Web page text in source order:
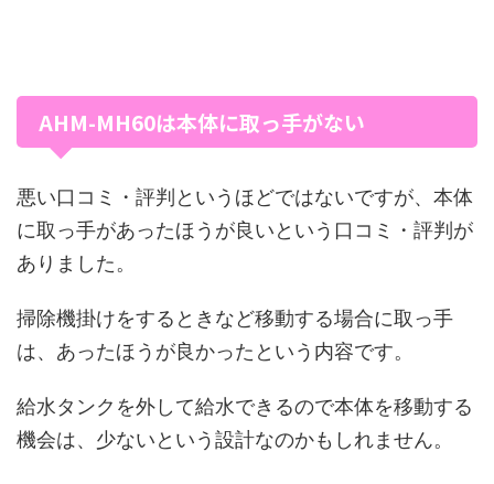
AHM-MH60は本体に取っ手がない
悪い口コミ・評判というほどではないですが、本体
に取っ手があったほうが良いという口コミ・評判が
ありました。
掃除機掛けをするときなど移動する場合に取っ手
は、あったほうが良かったという内容です。
給水タンクを外して給水できるので本体を移動する
機会は、少ないという設計なのかもしれません。